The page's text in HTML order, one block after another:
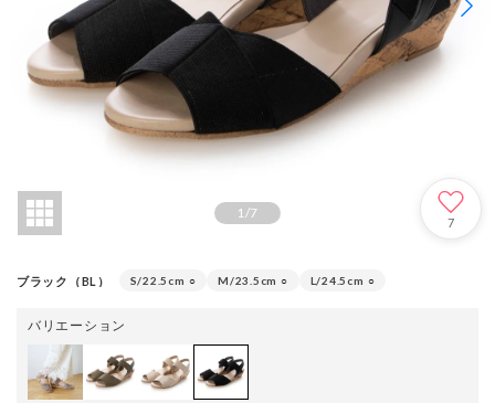
1/7
7
ブラック（BL） S/22.5cm ○ M/23.5cm ○ L/24.5cm ○
バリエーション